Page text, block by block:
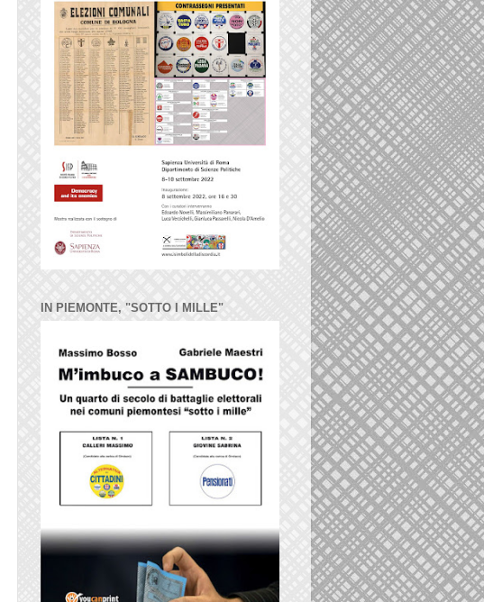
IN PIEMONTE, "SOTTO I MILLE"